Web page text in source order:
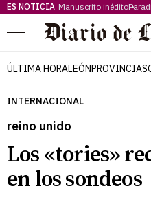
ES NOTICIA Manuscrito inédito
Menú
ÚLTIMA HORALEÓNPROVINCIA
INTERNACIONAL
reino unido
Los «tories»
en los sondeos